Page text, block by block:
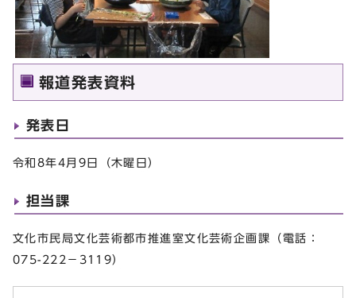
報道発表資料
発表日
令和8年4月9日（木曜日）
担当課
文化市民局文化芸術都市推進室文化芸術企画課（電話：
075-222－3119）